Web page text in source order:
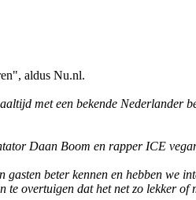
aldus Nu.nl.
met een bekende
Daan Boom en rapper ICE
beter kennen en hebben we
overtuigen dat het net zo lekker of